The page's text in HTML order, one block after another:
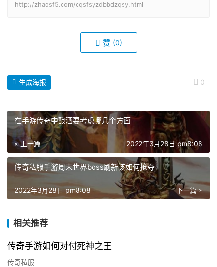
http://zhaosf5.com/cqsfsyzdbbdzqsy.html
赞 (0)
0
生成海报
在手游传奇中酿酒要考虑哪几个方面
« 上一篇 2022年3月28日 pm8:08
传奇私服手游周末世界boss刷新该如何抢夺
下一篇 »
2022年3月28日 pm8:08
相关推荐
传奇手游如何对付死神之王
传奇私服